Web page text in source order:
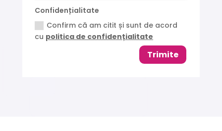
Confidențialitate
Confirm că am citit și sunt de acord
cu politica de confidențialitate
Trimite